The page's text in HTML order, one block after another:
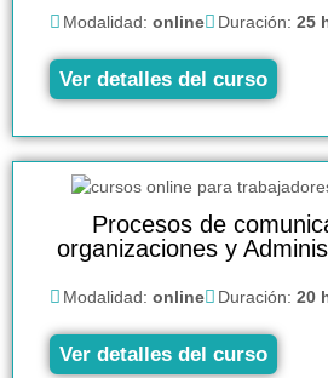
Modalidad: online Duración: 25
Ver detalles del curso
Procesos de
organizaciones y
Modalidad: online Duración: 20
Ver detalles del curso